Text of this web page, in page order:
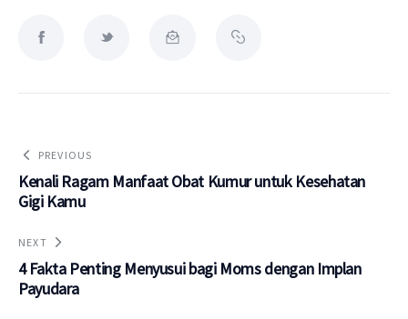
PREVIOUS
Kenali Ragam Manfaat Obat Kumur untuk Kesehatan
Gigi Kamu
NEXT
4 Fakta Penting Menyusui bagi Moms dengan Implan
Payudara